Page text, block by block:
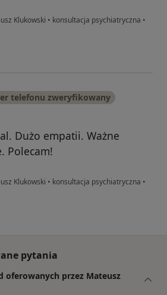
Klukowski • konsultacja psychiatryczna •
telefonu zweryfikowany
Dużo empatii. Ważne
Polecam!
Klukowski • konsultacja psychiatryczna •
pytania
oferowanych przez Mateusz